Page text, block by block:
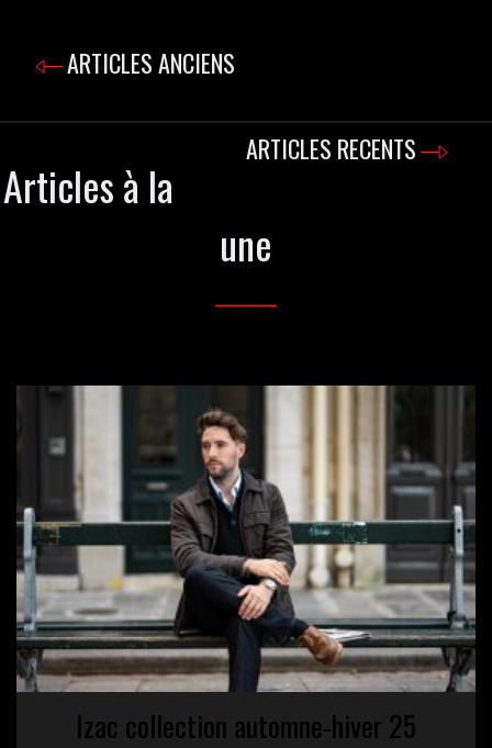
ARTICLES ANCIENS
ARTICLES RECENTS
Articles à la
une
Izac collection automne-hiver 25